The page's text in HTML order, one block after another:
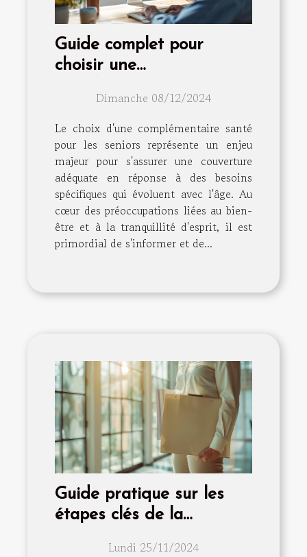
Guide complet pour
choisir une
adaptée aux seniors
Dimanche 08/12/2024
Le choix d'une complémentaire santé
pour les seniors représente un enjeu
majeur pour s'assurer une couverture
adéquate en réponse à des besoins
spécifiques qui évoluent avec l'âge. Au
cœur des préoccupations liées au bien-
être et à la tranquillité d'esprit, il est
primordial de s'informer et de...
Guide pratique sur les
étapes clés de la
Lundi 25/11/2024